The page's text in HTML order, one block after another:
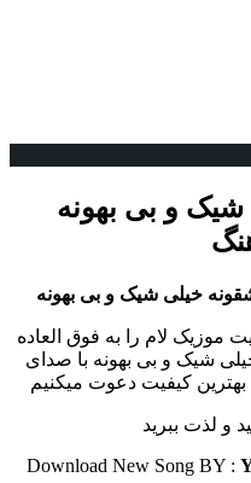
و بی بهونه
خیلی شیک و بی بهونه
لام را به فوق العاده
شیک و بی بهونه با صدای
کیفیت دعوت میکنیم
و لذت ببرید
Download New Song BY :